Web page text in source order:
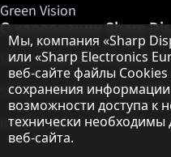
Green Vision
О корпорации Sharp
Sharp Display Solutions
Sharp Global Customer
Контакты
Примечание о
Мы, компания «Sharp
или «Sharp Electronics
веб-сайте файлы
сохранения
возможности доступа к
технически
веб-сайта.